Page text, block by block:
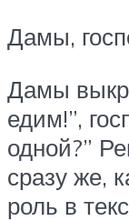
Дамы,
Дамы
едим!”,
одной?”
сразу же,
роль в